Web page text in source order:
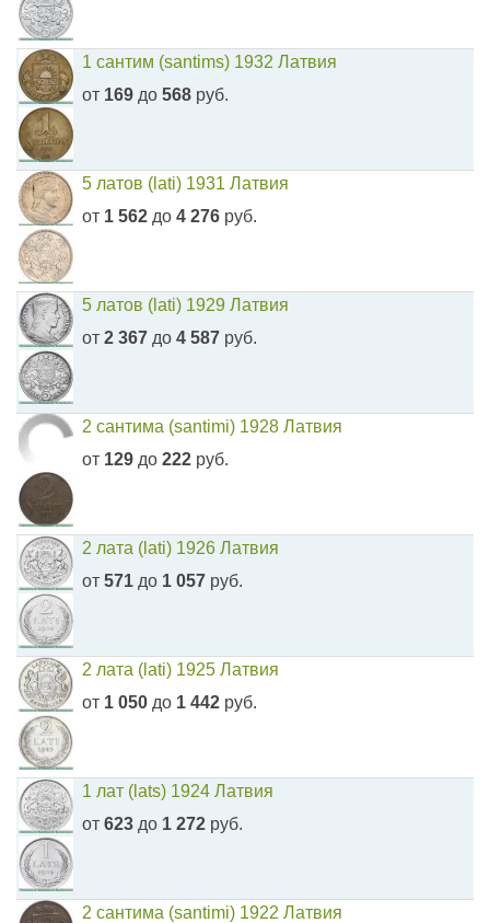
1 сантим (santims) 1932 Латвия
от 169 до 568 руб.
5 латов (lati) 1931 Латвия
от 1 562 до 4 276 руб.
5 латов (lati) 1929 Латвия
от 2 367 до 4 587 руб.
2 сантима (santimi) 1928 Латвия
от 129 до 222 руб.
2 лата (lati) 1926 Латвия
от 571 до 1 057 руб.
2 лата (lati) 1925 Латвия
от 1 050 до 1 442 руб.
1 лат (lats) 1924 Латвия
от 623 до 1 272 руб.
2 сантима (santimi) 1922 Латвия